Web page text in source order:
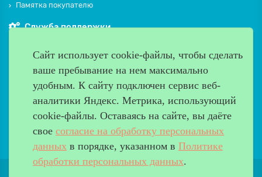
Памятка покупателю
Служба поддержки
Производители
Дополнительно
Наш адрес
Работаем с 9:00 до 20:00
8 (499) 685-33-26
Сайт использует cookie-файлы, чтобы сделать
ваше пребывание на нем максимально
удобным. К cайту подключен сервис веб-
аналитики Яндекс. Метрика, использующий
cookie-файлы. Оставаясь на сайте, вы даёте
свое согласие на обработку персональных
данных в порядке, указанном в Политике
обработки персональных данных.